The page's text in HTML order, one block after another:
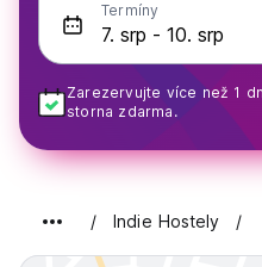
Termíny
Zarezervujte více než 1
storna zdarma.
Indie Hostely